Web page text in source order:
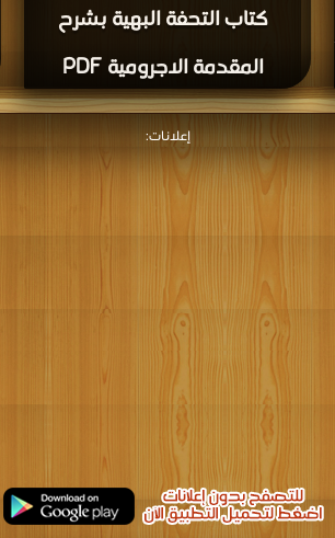
كتاب التحفة البهية بشرح
المقدمة الاجرومية PDF
إعلانات: